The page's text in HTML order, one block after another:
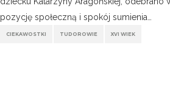
pozycję społeczną i spokój sumienia…
CIEKAWOSTKI TUDOROWIE XVI WIEK